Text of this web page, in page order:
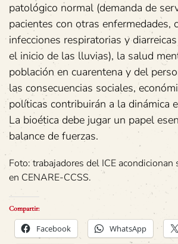
patológico normal (demanda de
pacientes con otras enfermedades,
infecciones respiratorias y
el inicio de las lluvias), la salud
población en cuarentena y del
las consecuencias sociales,
políticas contribuirán a la dinámica
La bioética debe jugar un papel
balance de fuerzas.
Foto: trabajadores del ICE acondicionan
en CENARE-CCSS.
Compartir:
Facebook WhatsApp